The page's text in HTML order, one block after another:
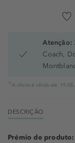
Atenção:
Coach,
*1 A oferta é válida até:
DESCRIÇÃO
Prémio de produto: